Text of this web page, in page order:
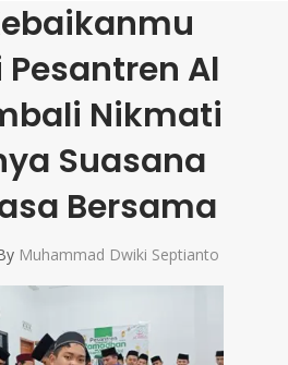
Al
Nikmati
Suasana
Bersama
Muhammad Dwiki Septianto